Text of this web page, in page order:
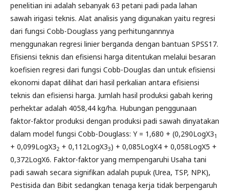
penelitian ini adalah sebanyak 63 petani padi pada lahan
sawah irigasi teknis. Alat analisis yang digunakan yaitu regresi
dari fungsi Cobb-Douglass yang perhitungannnya
menggunakan regresi linier berganda dengan bantuan SPSS17.
Efisiensi teknis dan efisiensi harga ditentukan melalui besaran
koefisien regresi dari fungsi Cobb-Douglas dan untuk efisiensi
ekonomi dapat dilihat dari hasil perkalian antara efisiensi
teknis dan efisiensi harga. Jumlah hasil produksi gabah kering
perhektar adalah 4058,44 kg/ha. Hubungan penggunaan
faktor-faktor produksi dengan produksi padi sawah dinyatakan
dalam model fungsi Cobb-Douglass: Y = 1,680 + (0,290LogX31
+ 0,099LogX32 + 0,112LogX33) + 0,085LogX4 + 0,058LogX5 +
0,372LogX6. Faktor-faktor yang mempengaruhi Usaha tani
padi sawah secara signifikan adalah pupuk (Urea, TSP, NPK),
Pestisida dan Bibit sedangkan tenaga kerja tidak berpengaruh